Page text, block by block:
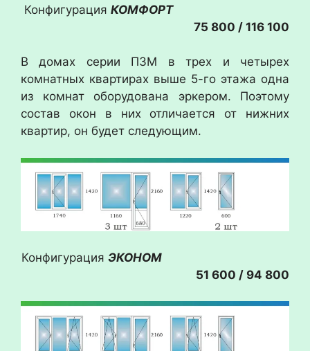
Конфигурация КОМФОРТ
75 800 / 116 100
В домах серии П3М в трех и четырех
комнатных квартирах выше 5-го этажа одна
из комнат оборудована эркером. Поэтому
состав окон в них отличается от нижних
квартир, он будет следующим.
Конфигурация ЭКОНОМ
51 600 / 94 800